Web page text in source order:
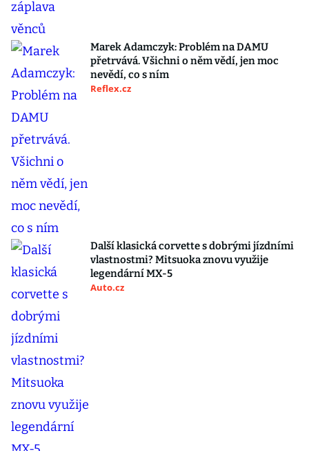
Marek Adamczyk: Problém na DAMU
přetrvává. Všichni o něm vědí, jen moc
nevědí, co s ním
Reflex.cz
Další klasická corvette s dobrými jízdními
vlastnostmi? Mitsuoka znovu využije
legendární MX-5
Auto.cz